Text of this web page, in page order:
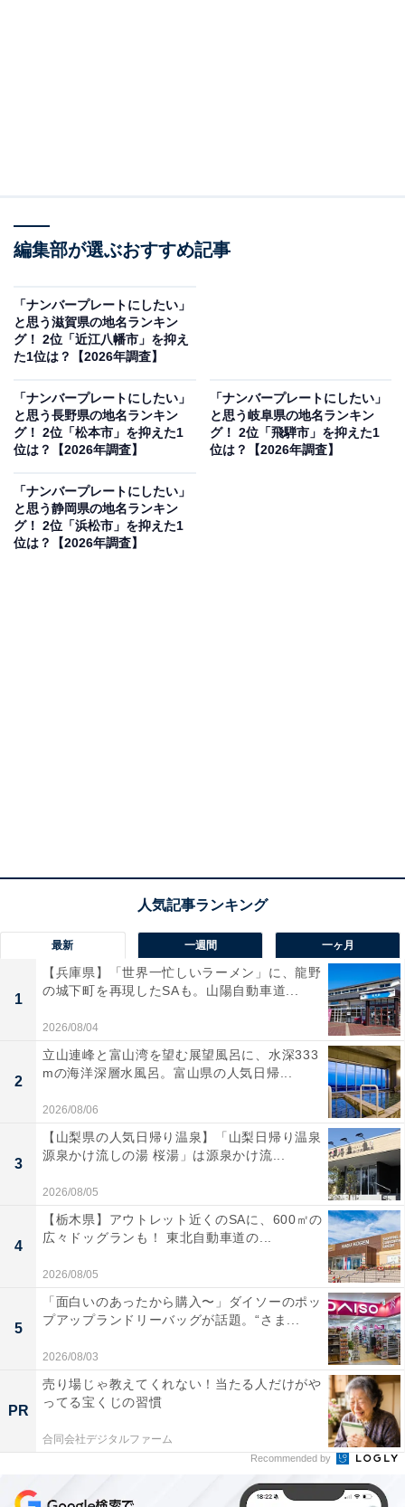
編集部が選ぶおすすめ記事
「ナンバープレートにしたい」
と思う滋賀県の地名ランキン
グ！ 2位「近江八幡市」を抑え
た1位は？【2026年調査】
「ナンバープレートにしたい」
と思う長野県の地名ランキン
グ！ 2位「松本市」を抑えた1
位は？【2026年調査】
「ナンバープレートにしたい」
と思う岐阜県の地名ランキン
グ！ 2位「飛騨市」を抑えた1
位は？【2026年調査】
「ナンバープレートにしたい」
と思う静岡県の地名ランキン
グ！ 2位「浜松市」を抑えた1
位は？【2026年調査】
最新 一週間 一ヶ月
1
【兵庫県】「世界一忙しいラーメン」に、龍野
の城下町を再現したSAも。山陽自動車道...
2026/08/04
2
立山連峰と富山湾を望む展望風呂に、水深333
mの海洋深層水風呂。富山県の人気日帰...
2026/08/06
3
【山梨県の人気日帰り温泉】「山梨日帰り温泉
源泉かけ流しの湯 桜湯」は源泉かけ流...
2026/08/05
4
【栃木県】アウトレット近くのSAに、600㎡の
広々ドッグランも！ 東北自動車道の...
2026/08/05
5
「面白いのあったから購入〜」ダイソーのポッ
プアップランドリーバッグが話題。“さま...
2026/08/03
PR
売り場じゃ教えてくれない！当たる人だけがや
ってる宝くじの習慣
合同会社デジタルファーム
Recommended by